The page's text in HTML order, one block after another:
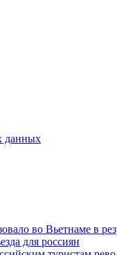
данных
во Вьетнаме в
для россиян